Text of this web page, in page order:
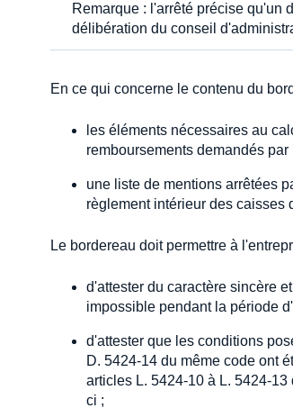
Remarque : l'arrêté précise qu'un
délibération du conseil
En ce qui concerne le contenu du
les éléments nécessaires au
remboursements demandés par
une liste de mentions arrêtées
règlement intérieur des caisses
Le bordereau doit permettre à
d'attester du caractère sincère
impossible pendant la période
d'attester que les conditions
D. 5424-14 du même code ont
articles L. 5424-10 à L. 5424-
ci ;